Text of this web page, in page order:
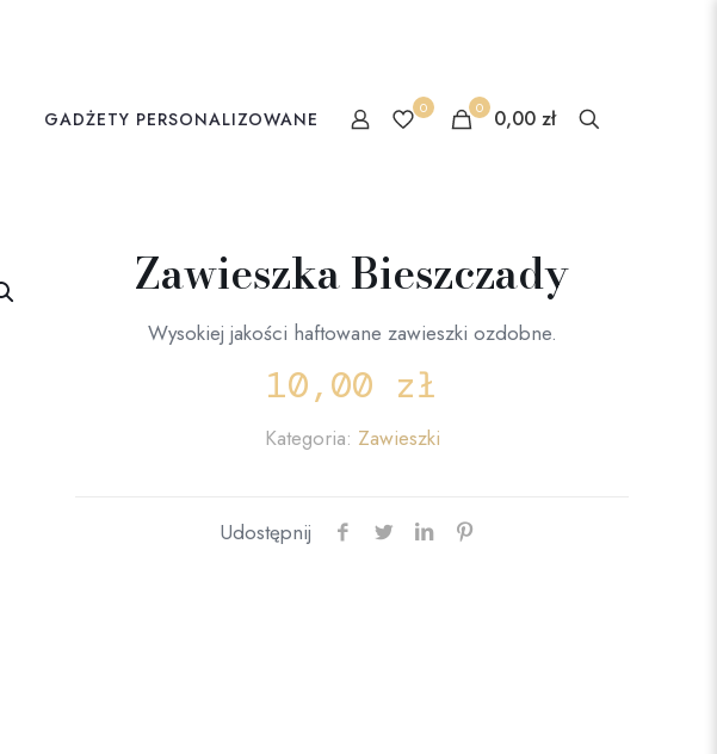
GADŻETY PERSONALIZOWANE 0 0 0,00 zł
Zawieszka Bieszczady
Wysokiej jakości haftowane zawieszki ozdobne.
10,00 zł
Kategoria: Zawieszki
Udostępnij